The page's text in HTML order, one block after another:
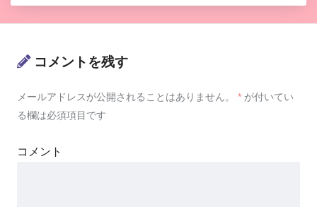
コメントを残す
メールアドレスが公開されることはありません。 * が付いてい
る欄は必須項目です
コメント